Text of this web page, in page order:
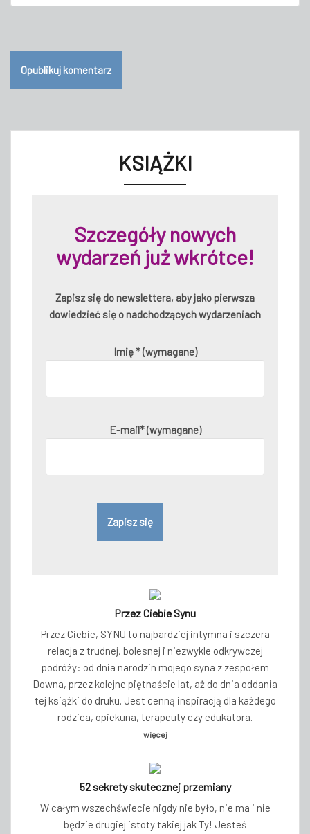
KSIĄŻKI
Szczegóły nowych
wydarzeń już wkrótce!
Zapisz się do newslettera, aby jako pierwsza
dowiedzieć się o nadchodzących wydarzeniach
Imię * (wymagane)
E-mail* (wymagane)
Przez Ciebie Synu
Przez Ciebie, SYNU to najbardziej intymna i szczera
relacja z trudnej, bolesnej i niezwykle odkrywczej
podróży: od dnia narodzin mojego syna z zespołem
Downa, przez kolejne piętnaście lat, aż do dnia oddania
tej książki do druku. Jest cenną inspiracją dla każdego
rodzica, opiekuna, terapeuty czy edukatora.
więcej
52 sekrety skutecznej przemiany
W całym wszechświecie nigdy nie było, nie ma i nie
będzie drugiej istoty takiej jak Ty! Jesteś